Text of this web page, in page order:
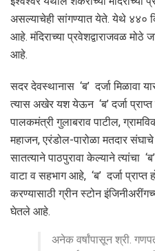
असल्याचेही सांगण्यात येते. येथे ४४०
आहे. मंदिराच्या प्रवेशद्वाराजवळ
आहे.
सदर देवस्थानास ‘ब’ दर्जा मिळावा
त्यास अखेर यश येऊन ‘ब’ दर्जा
पालकमंत्री गुलाबराव पाटील,
महाजन, एरंडोल-पारोळा मतदार
सातत्याने पाठपुरावा केल्याने त्यांचा
वाटा व सहभाग आहे, ‘ब’ दर्जा प्राप्त
करण्यासाठी ग्रीन स्टोन
घेतले आहे.
अनेक वर्षांपासून श्री.